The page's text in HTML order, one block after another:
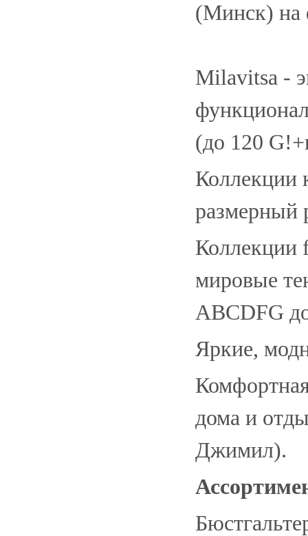
(Минск) на
Milavitsa -
(до 120
Коллекции
размерный
Коллекции
мировые
ABCDFG
Яркие,
дома и
Джимил).